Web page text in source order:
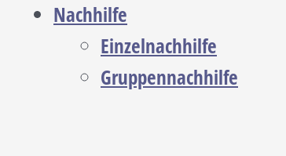
Nachhilfe
Einzelnachhilfe
Gruppennachhilfe